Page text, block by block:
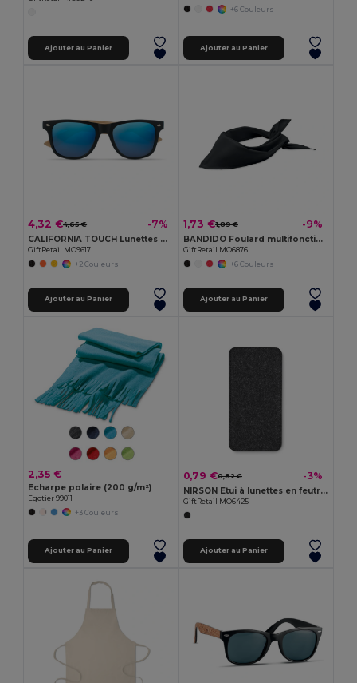
Ajouter au Panier
+6 Couleurs
Ajouter au Panier
4,32 €4,65 € -7%
CALIFORNIA TOUCH Lunettes de soleil en bambou
GiftRetail MO9617
+2 Couleurs
Ajouter au Panier
1,73 €1,89 € -9%
BANDIDO Foulard multifonctions Poly Cot
GiftRetail MO6876
+6 Couleurs
Ajouter au Panier
2,35 €
Echarpe polaire (200 g/m²)
Egotier 99011
+3 Couleurs
Ajouter au Panier
0,79 €0,82 € -3%
NIRSON Etui à lunettes en feutre RPET
GiftRetail MO6425
Ajouter au Panier